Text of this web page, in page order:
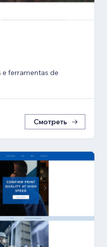
ferramentas de
Смотреть